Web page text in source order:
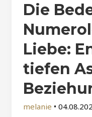
Die
Liebe:
tiefen
melanie •